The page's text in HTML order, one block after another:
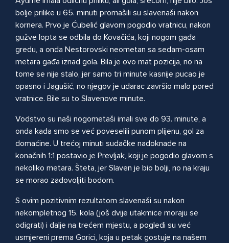
bolje prilike u 65. minuti promašili su slavenaši nakon
kornera. Prvo je Ćubelić glavom pogodio vratnicu, nakon
gužve lopta se odbila do Kovačića, koji nogom gađa
gredu, a onda Nestorovski neometan sa sedam-osam
metara gađa iznad gola. Bila je ovo mat pozicija, no na
tome se nije stalo, jer samo tri minute kasnije pucao je
opasno i Jagušić, no njegov je udarac završio malo pored
vratnice. Bile su to Slavenove minute.
Vodstvo su naši nogometaši imali sve do 93. minute, a
onda kada smo se već poveselili punom plijenu, gol za
domaćine. U trećoj minuti sudačke nadoknade na
konačnih 1:1 postavio je Prevljak, koji je pogodio glavom s
nekoliko metara. Šteta, jer Slaven je bio bolji, no na kraju
se morao zadovoljiti bodom.
S ovim pozitivnim rezultatom slavenaši su nakon
nekompletnog 15. kola (još dvije utakmice moraju se
odigrati) i dalje na trećem mjestu, a pogledi su već
usmjereni prema Gorici, koja u petak gostuje na našem